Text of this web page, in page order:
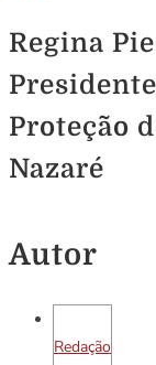
Regina
Proteção
Nazaré
Autor
Redação